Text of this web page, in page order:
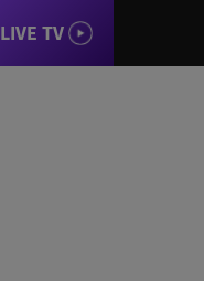
LIVE TV